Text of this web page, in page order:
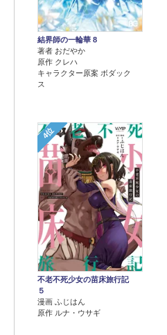
結界師の一輪華 8
著者 おだやか
原作 クレハ
キャラクター原案 ボダック
ス
4位
不老不死少女の苗床旅行記
５
漫画 ふじはん
原作 ルナ・ウサギ